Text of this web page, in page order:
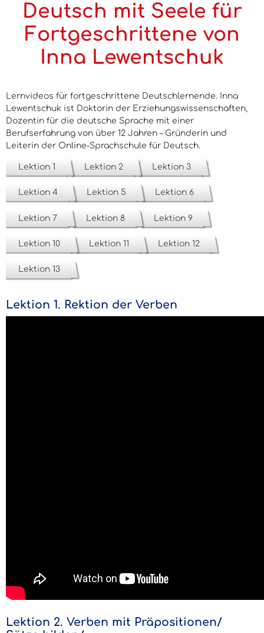
Deutsch mit Seele für
Fortgeschrittene von
Inna Lewentschuk
Lernvideos für fortgeschrittene Deutschlernende. Inna
Lewentschuk ist Doktorin der Erziehungswissenschaften,
Dozentin für die deutsche Sprache mit einer
Berufserfahrung von über 12 Jahren – Gründerin und
Leiterin der Online-Sprachschule für Deutsch.
Lektion 1 Lektion 2 Lektion 3
Lektion 4 Lektion 5 Lektion 6
Lektion 7 Lektion 8 Lektion 9
Lektion 10 Lektion 11 Lektion 12
Lektion 13
Lektion 1. Rektion der Verben
Lektion 2. Verben mit Präpositionen/